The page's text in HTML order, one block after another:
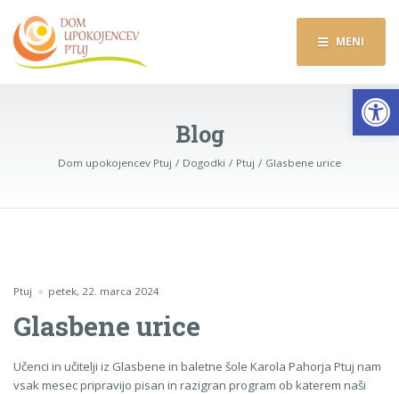
MENI
Blog
Dom upokojencev Ptuj Dogodki Ptuj Glasbene urice
Ptuj petek, 22. marca 2024
Glasbene urice
Učenci in učitelji iz Glasbene in baletne šole Karola Pahorja Ptuj nam
vsak mesec pripravijo pisan in razigran program ob katerem naši